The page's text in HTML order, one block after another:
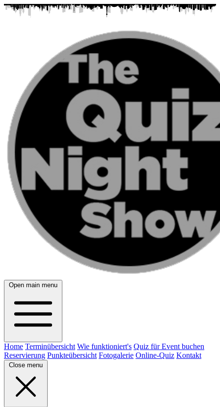
Open main menu
Home Terminübersicht Wie funktioniert's Quiz für Event buchen
Reservierung Punkteübersicht Fotogalerie Online-Quiz Kontakt
Close menu